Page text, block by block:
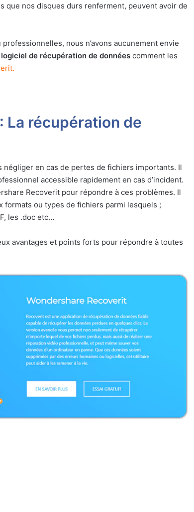
que nos disques durs renferment, peuvent avoir de
nous n’avons aucunement envie
logiciel de récupération de donnéescomment les
La récupération de
négliger en cas de pertes de fichiers importants. Il
accessible rapidement en cas d’incident.
Recoverit pour répondre à ces problèmes. Il
ou types de fichiers parmi lesquels ;
les .doc etc…
avantages et points forts pour répondre à toutes